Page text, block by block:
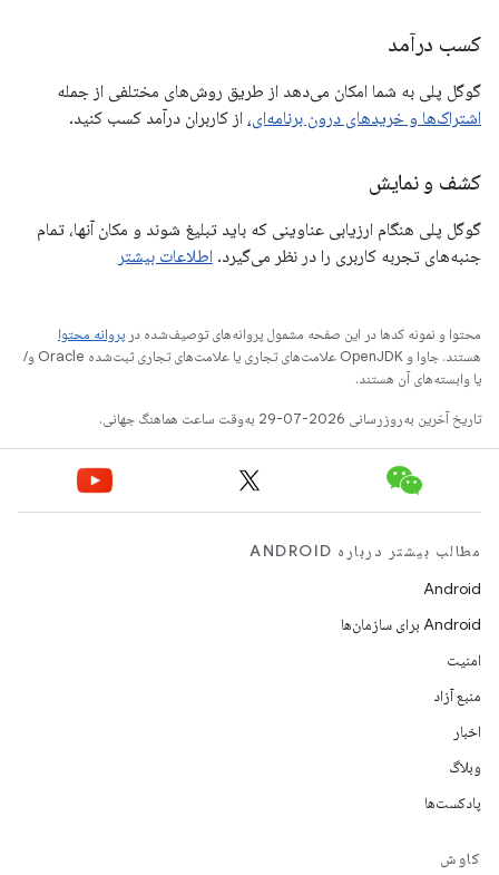
کسب درآمد
گوگل پلی به شما امکان می‌دهد از طریق روش‌های مختلفی از جمله
اشتراک‌ها و خریدهای درون برنامه‌ای، از کاربران درآمد کسب کنید.
کشف و نمایش
گوگل پلی هنگام ارزیابی عناوینی که باید تبلیغ شوند و مکان آنها، تمام
جنبه‌های تجربه کاربری را در نظر می‌گیرد. اطلاعات بیشتر
محتوا و نمونه کدها در این صفحه مشمول پروانه‌های توصیف‌شده در پروانه محتوا
هستند. جاوا و OpenJDK علامت‌های تجاری یا علامت‌های تجاری ثبت‌شده Oracle و/
یا وابسته‌های آن هستند.
تاریخ آخرین به‌روزرسانی 2026-07-29 به‌وقت ساعت هماهنگ جهانی.
مطالب بیشتر درباره ANDROID
Android
Android برای سازمان‌ها
امنیت
منبع آزاد
اخبار
وبلاگ
پادکست‌ها
کاوش